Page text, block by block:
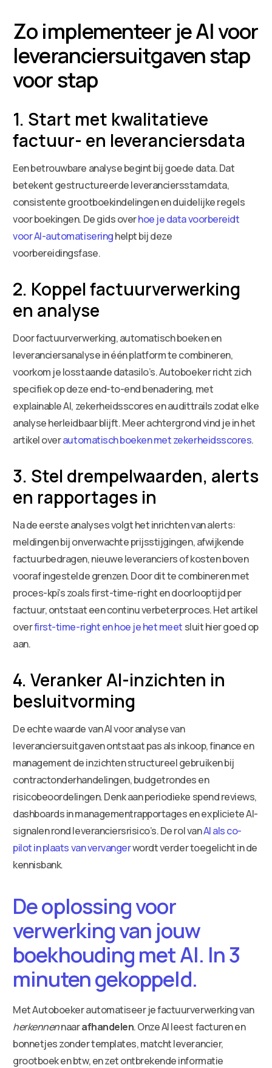
Zo implementeer je AI voor
leveranciersuitgaven stap
voor stap
1. Start met kwalitatieve
factuur- en leveranciersdata
Een betrouwbare analyse begint bij goede data. Dat
betekent gestructureerde leveranciersstamdata,
consistente grootboekindelingen en duidelijke regels
voor boekingen. De gids overhoe je data voorbereidt
voor AI-automatiseringhelpt bij deze
voorbereidingsfase.
2. Koppel factuurverwerking
en analyse
Door factuurverwerking, automatisch boeken en
leveranciersanalyse in één platform te combineren,
voorkom je losstaande datasilo’s. Autoboeker richt zich
specifiek op deze end-to-end benadering, met
explainable AI, zekerheidsscores en audittrails zodat elke
analyse herleidbaar blijft. Meer achtergrond vind je in het
artikel overautomatisch boeken met zekerheidsscores.
3. Stel drempelwaarden, alerts
en rapportages in
Na de eerste analyses volgt het inrichten van alerts:
meldingen bij onverwachte prijsstijgingen, afwijkende
factuurbedragen, nieuwe leveranciers of kosten boven
vooraf ingestelde grenzen. Door dit te combineren met
proces-kpi’s zoals first-time-right en doorlooptijd per
factuur, ontstaat een continu verbeterproces. Het artikel
overfirst-time-right en hoe je het meet sluit hier goed op
aan.
4. Veranker AI-inzichten in
besluitvorming
De echte waarde van AI voor analyse van
leveranciersuitgaven ontstaat pas als inkoop, finance en
management de inzichten structureel gebruiken bij
contractonderhandelingen, budgetrondes en
risicobeoordelingen. Denk aan periodieke spend reviews,
dashboards in managementrapportages en expliciete AI-
signalen rond leveranciersrisico’s. De rol vanAI als co-
pilot in plaats van vervangerwordt verder toegelicht in de
kennisbank.
De oplossing voor
verwerking van jouw
boekhouding met AI. In 3
minuten gekoppeld.
Met Autoboeker automatiseer je factuurverwerking van
herkennennaarafhandelen. Onze AI leest facturen en
bonnetjes zonder templates, matcht leverancier,
grootboek en btw, en zet ontbrekende informatie